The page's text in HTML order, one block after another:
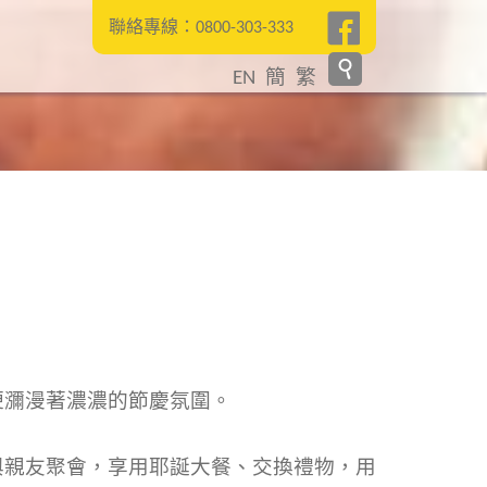
聯絡專線：0800-303-333
EN 簡 繁
漫著濃濃的節慶氛圍。
友聚會，享用耶誕大餐、交換禮物，用